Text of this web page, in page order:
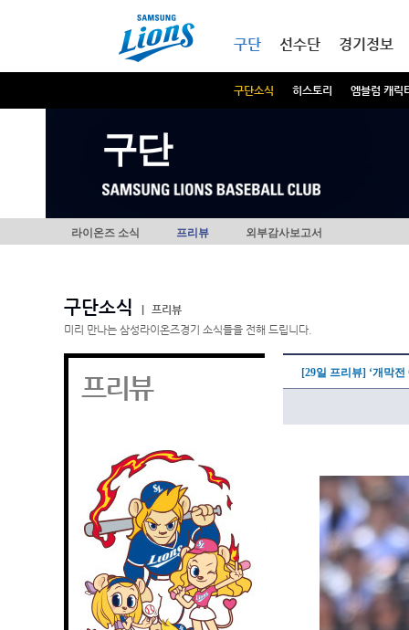
구단
구단소식 히스토리 엠블럼 캐릭
선수단 경기정보
구단
라이온즈 소식 프리뷰 외부감사보고서
구단소식
프리뷰
미리 만나는 삼성라이온즈경기 소식들을 전해 드립니다.
프리뷰 [29일 프리뷰] ‘개막